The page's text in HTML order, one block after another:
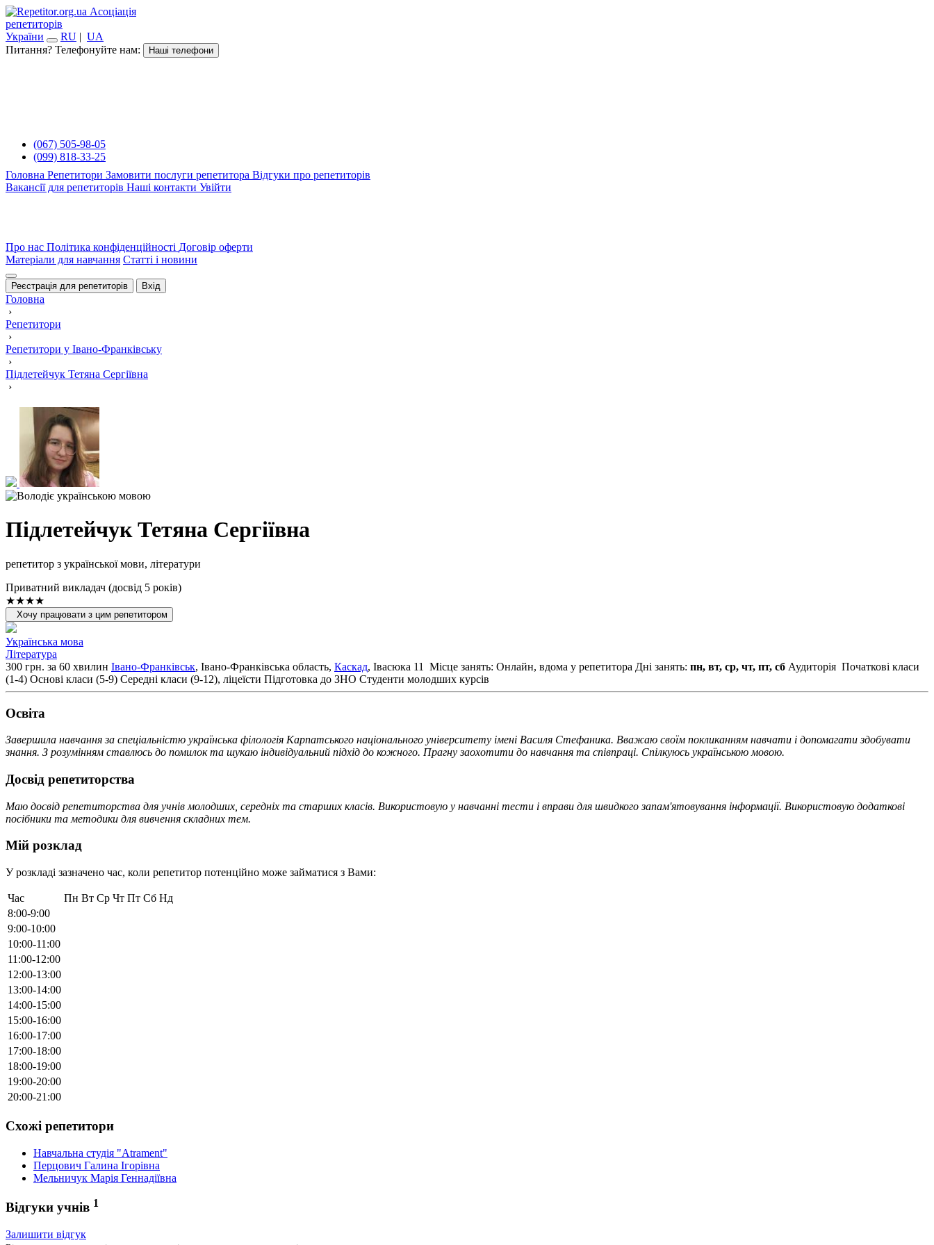
Асоціація
репетиторів
України
RU | UA
Питання? Телефонуйте нам:
Наші телефони
(067) 505-98-05
(099) 818-33-25
Головна Репетитори Замовити послуги репетитора Відгуки про репетиторів
Вакансії для репетиторів Наші контакти Увійти
Про нас Політика конфіденційності Договір оферти
Матеріали для навчання Статті і новини
Реєстрація для репетиторів Вхід
Головна
›
Репетитори
›
Репетитори у Івано-Франківську
›
Підлетейчук Тетяна Сергіївна
›
Підлетейчук Тетяна Сергіївна
репетитор з української мови, літератури
Приватний викладач (досвід 5 років)
★★★★
Хочу працювати з цим репетитором
Українська мова
Література
300 грн. за 60 хвилин Івано-Франківськ, Івано-Франківська область, Каскад, Івасюка 11 Місце занять: Онлайн, вдома у репетитора Дні занять: пн, вт, ср, чт, пт, сб Аудиторія Початкові класи
(1-4) Основі класи (5-9) Середні класи (9-12), ліцеїсти Підготовка до ЗНО Студенти молодших курсів
Освiта
Завершила навчання за спеціальністю українська філологія Карпатського національного університету імені Василя Стефаника. Вважаю своїм покликанням навчати і допомагати здобувати
знання. З розумінням ставлюсь до помилок та шукаю індивідуальний підхід до кожного. Прагну заохотити до навчання та співпраці. Спілкуюсь українською мовою.
Досвід репетиторства
Маю досвід репетиторства для учнів молодших, середніх та старших класів. Використовую у навчанні тести і вправи для швидкого запам'ятовування інформації. Використовую додаткові
посібники та методики для вивчення складних тем.
Мій розклад
У розкладі зазначено час, коли репетитор потенційно може займатися з Вами:
Час Пн Вт Ср Чт Пт Сб Нд
8:00-9:00
9:00-10:00
10:00-11:00
11:00-12:00
12:00-13:00
13:00-14:00
14:00-15:00
15:00-16:00
16:00-17:00
17:00-18:00
18:00-19:00
19:00-20:00
20:00-21:00
Схожі репетитори
Навчальна студія "Atrament"
Перцович Галина Ігорівна
Мельничук Марія Геннадіївна
Відгуки учнів 1
Залишити відгук